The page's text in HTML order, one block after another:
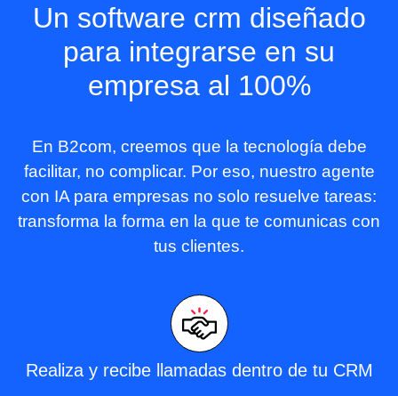
Un software crm diseñado
para integrarse en su
empresa al 100%
En B2com, creemos que la tecnología debe
facilitar, no complicar. Por eso, nuestro agente
con IA para empresas no solo resuelve tareas:
transforma la forma en la que te comunicas con
tus clientes.
Realiza y recibe llamadas dentro de tu CRM